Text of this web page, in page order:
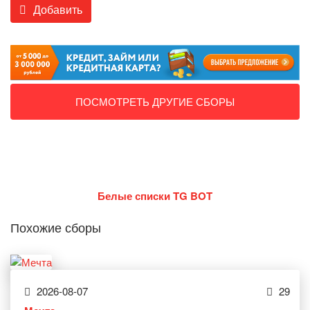
Добавить
ПОСМОТРЕТЬ ДРУГИЕ СБОРЫ
Белые списки TG BOT
Похожие сборы
2026-08-07 29